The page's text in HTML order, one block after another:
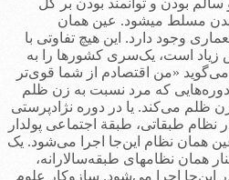
بودن و توانمند بودن بر کل
مسلط می­شود. عین همان
وجود دارد. این هیچ تفاوتی با
زیاد است، یک‌سری کشورها را به
«من اقتصادم از شما قوی‌تر
دوره‌هایی که مرد نسبت به زن ظلم
ظلم می‌کند. یا در دوره نژادپرستی
طبقاتی، طبقة اجتماعی پولدار
همان نظام این‌جا اجرا می‌شود. یک
همان نظامهای طبقه‌سالارانه،
در این‌جا اجرا می‌شود. سازوکار علوم